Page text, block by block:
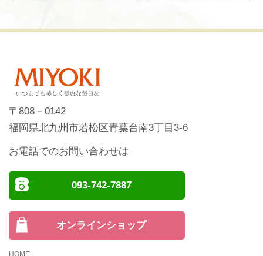
〒808－0142
福岡県北九州市若松区青葉台南3丁目3-6
お電話でのお問い合わせは
093-742-7887
オンラインショップ
HOME